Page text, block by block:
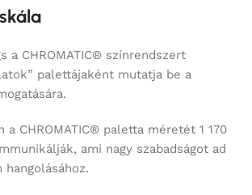
a CHROMATIC® színrendszert
palettájaként mutatja be a
a CHROMATIC® paletta méretét 1 170
ami nagy szabadságot ad